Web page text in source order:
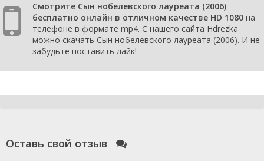
Смотрите Сын нобелевского лауреата (2006)
бесплатно онлайн в отличном качестве HD 1080 на
телефоне в формате mp4. С нашего сайта Hdrezka
можно скачать Сын нобелевского лауреата (2006). И не
забудьте поставить лайк!
Оставь свой отзыв